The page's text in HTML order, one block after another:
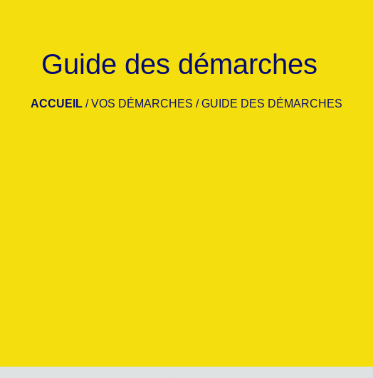
Guide des démarches
ACCUEIL /VOS DÉMARCHES /GUIDE DES DÉMARCHES